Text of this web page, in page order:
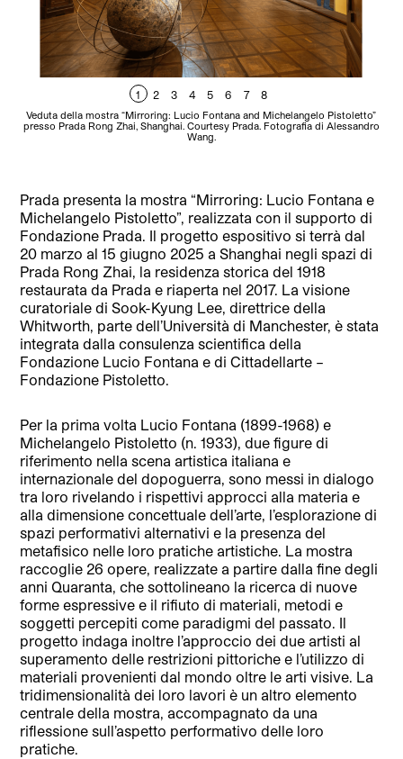
1 2 3 4 5 6 7 8
Veduta della mostra “Mirroring: Lucio Fontana and Michelangelo Pistoletto”
presso Prada Rong Zhai, Shanghai. Courtesy Prada. Fotografia di Alessandro
Wang.
Prada presenta la mostra “Mirroring: Lucio Fontana e
Michelangelo Pistoletto”, realizzata con il supporto di
Fondazione Prada. Il progetto espositivo si terrà dal
20 marzo al 15 giugno 2025 a Shanghai negli spazi di
Prada Rong Zhai, la residenza storica del 1918
restaurata da Prada e riaperta nel 2017. La visione
curatoriale di Sook-Kyung Lee, direttrice della
Whitworth, parte dell’Università di Manchester, è stata
integrata dalla consulenza scientifica della
Fondazione Lucio Fontana e di Cittadellarte –
Fondazione Pistoletto.
Per la prima volta Lucio Fontana (1899-1968) e
Michelangelo Pistoletto (n. 1933), due figure di
riferimento nella scena artistica italiana e
internazionale del dopoguerra, sono messi in dialogo
tra loro rivelando i rispettivi approcci alla materia e
alla dimensione concettuale dell’arte, l’esplorazione di
spazi performativi alternativi e la presenza del
metafisico nelle loro pratiche artistiche. La mostra
raccoglie 26 opere, realizzate a partire dalla fine degli
anni Quaranta, che sottolineano la ricerca di nuove
forme espressive e il rifiuto di materiali, metodi e
soggetti percepiti come paradigmi del passato. Il
progetto indaga inoltre l’approccio dei due artisti al
superamento delle restrizioni pittoriche e l’utilizzo di
materiali provenienti dal mondo oltre le arti visive. La
tridimensionalità dei loro lavori è un altro elemento
centrale della mostra, accompagnato da una
riflessione sull’aspetto performativo delle loro
pratiche.